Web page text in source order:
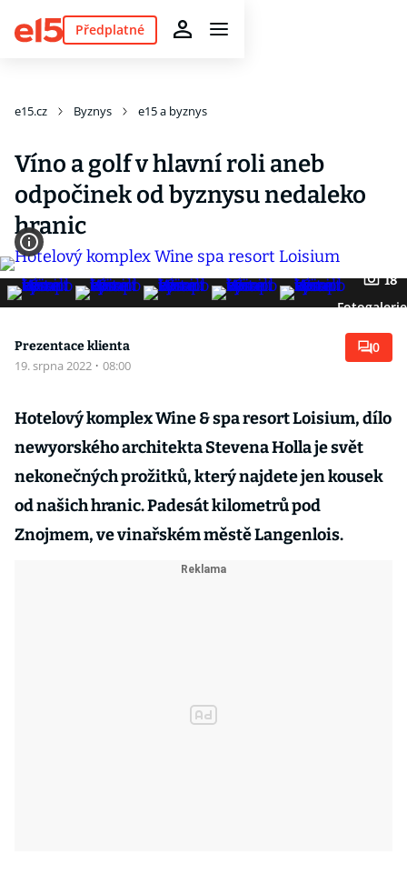
Předplatné
e15.cz Byznys e15 a byznys
Víno a golf v hlavní roli aneb
odpočinek od byznysu nedaleko
hranic
18
Fotogalerie
Prezentace klienta
19. srpna 2022 · 08:00
0
Hotelový komplex Wine & spa resort Loisium, dílo
newyorského architekta Stevena Holla je svět
nekonečných prožitků, který najdete jen kousek
od našich hranic. Padesát kilometrů pod
Znojmem, ve vinařském městě Langenlois.